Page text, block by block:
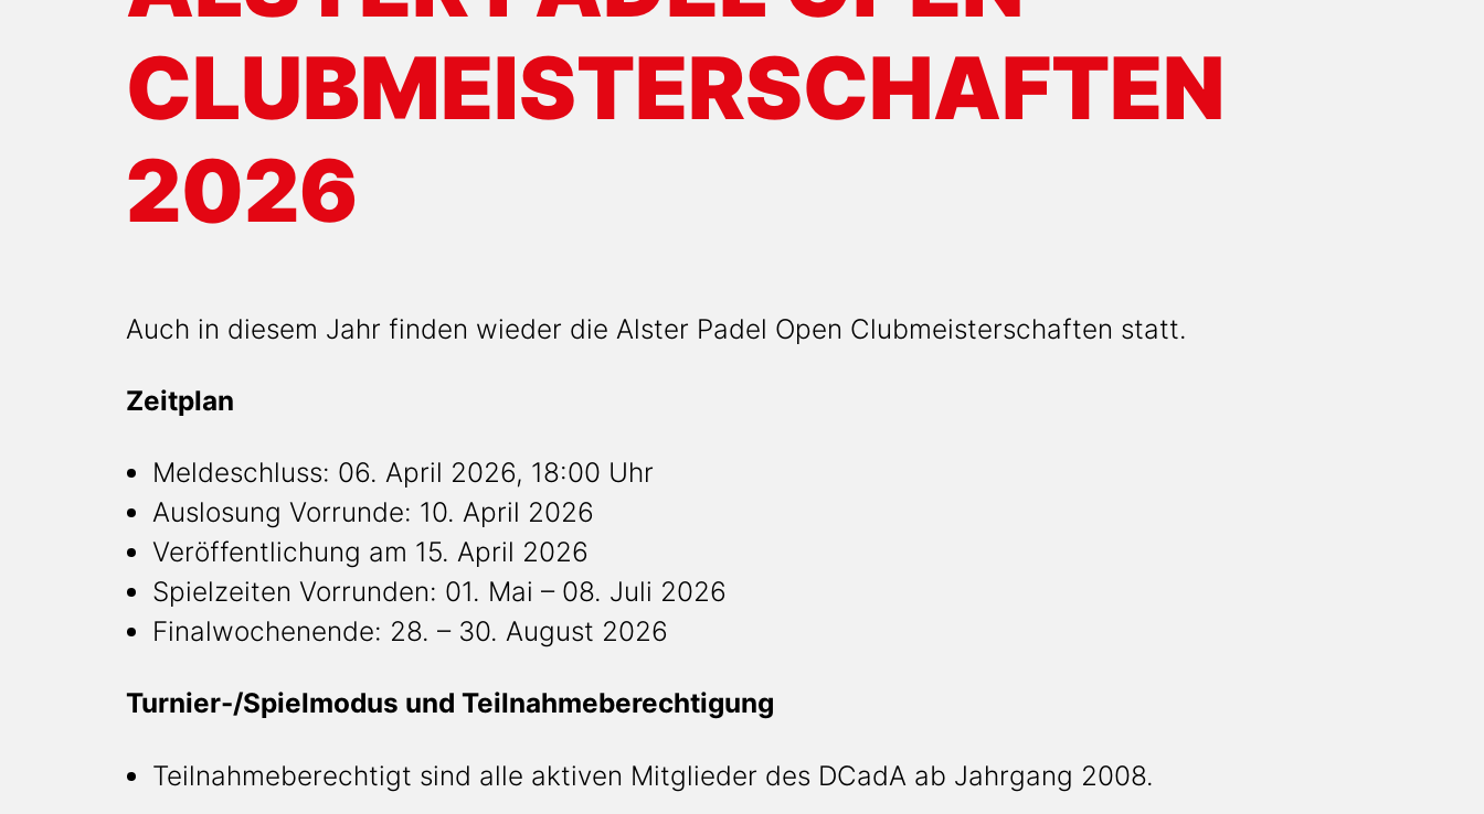
CLUBMEISTERSCHAFTEN
2026
Auch in diesem Jahr finden wieder die Alster Padel Open Clubmeisterschaften statt.
Zeitplan
Meldeschluss: 06. April 2026, 18:00 Uhr
Auslosung Vorrunde: 10. April 2026
Veröffentlichung am 15. April 2026
Spielzeiten Vorrunden: 01. Mai – 08. Juli 2026
Finalwochenende: 28. – 30. August 2026
Turnier-/Spielmodus und Teilnahmeberechtigung
Teilnahmeberechtigt sind alle aktiven Mitglieder des DCadA ab Jahrgang 2008.